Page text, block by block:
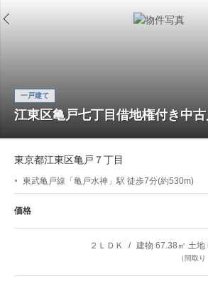
一戸建て
江東区亀戸七丁目借地権付き中
東京都江東区亀戸７丁目
東武亀戸線「亀戸水神」駅 徒歩7分(約530m)
価格
２ＬＤＫ 建物 67.38㎡ 土地
（間取